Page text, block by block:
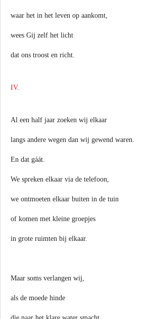
waar het in het leven op aankomt,
wees Gij zelf het licht
dat ons troost en richt.
IV.
Al een half jaar zoeken wij elkaar
langs andere wegen dan wij gewend waren.
En dat gáát.
We spreken elkaar via de telefoon,
we ontmoeten elkaar buiten in de tuin
of komen met kleine groepjes
in grote ruimten bij elkaar.
Maar soms verlangen wij,
als de moede hinde